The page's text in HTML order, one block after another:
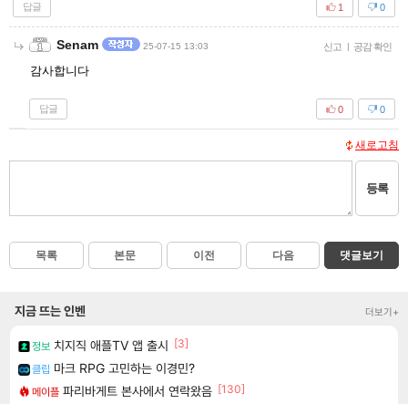
답글 0
1
Senam 25-07-15 13:03 신고 | 공감 확인
감사합니다
답글 0
0
새로고침
등록
목록 본문 이전 다음 댓글보기
지금 뜨는 인벤 더보기+
정보 치지직 애플TV 앱 출시 [3]
클립 마크 RPG 고민하는 이경민?
메이플 파리바게트 본사에서 연락왔음 [130]